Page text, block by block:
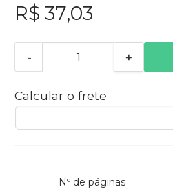
R$ 37,03
- +
Calcular o frete
Nº de páginas